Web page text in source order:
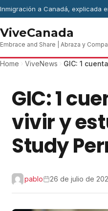
Skip to content
Inmigración a Canadá, explicada
ViveCanada
Embrace and Share | Abraza y
Home ViveNews GIC: 1
GIC: 1
vivir y
Study
pablo 26 de julio de